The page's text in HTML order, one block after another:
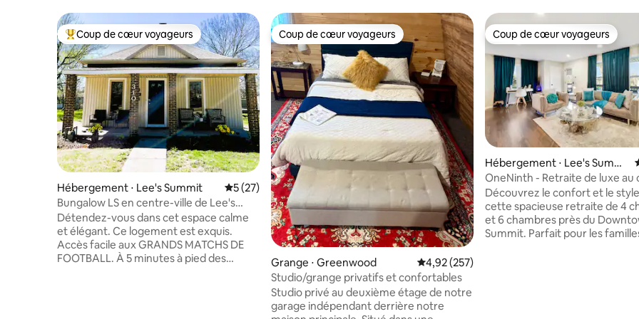
Coups de cœur voyageurs les plus appréciés
Coup de cœur voyageurs
Hébergement ⋅ Lee's Summit Évaluation moyenne sur la base de 27 commentaires : 5 sur 5
5 (27)
Bungalow LS en centre-ville de Lee's
Summit
Détendez-vous dans cet espace calme
et élégant. Ce logement est exquis.
Accès facile aux GRANDS MATCHS DE
FOOTBALL. À 5 minutes à pied des
Coup de cœur voyageurs
Coup de cœur voyageurs
Grange ⋅ Greenwood Évaluation moyenne sur la base de 257
4,92 (257)
Studio/grange privatifs et confortables
Studio privé au deuxième étage de notre
garage indépendant derrière notre
Coup de cœur voyageurs
Coup de cœur voyageurs
Hébergement ⋅ Lee's Summi
t
OneNinth - Retraite de luxe au
ville
Découvrez le confort et le
cette spacieuse retraite de 4
et 6 chambres près du
Summit. Parfait pour les